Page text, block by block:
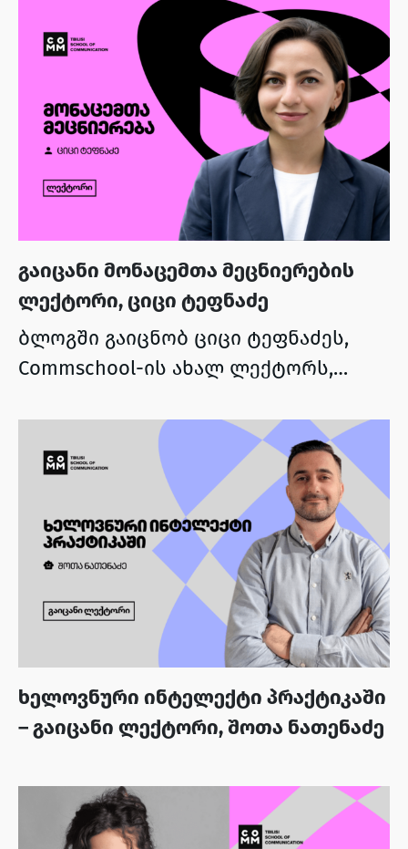
გაიცანი მონაცემთა მეცნიერების
ლექტორი, ციცი ტეფნაძე
ბლოგში გაიცნობ ციცი ტეფნაძეს,
Commschool-ის ახალ ლექტორს,
ხელოვნური ინტელექტი პრაქტიკაში
– გაიცანი ლექტორი, შოთა ნათენაძე